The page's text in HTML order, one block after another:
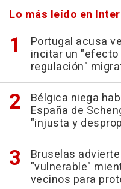
Lo más leído en
Portugal acusa
incitar un
regulación"
Bélgica niega
España de
"injusta y
Bruselas
"vulnerable"
vecinos para